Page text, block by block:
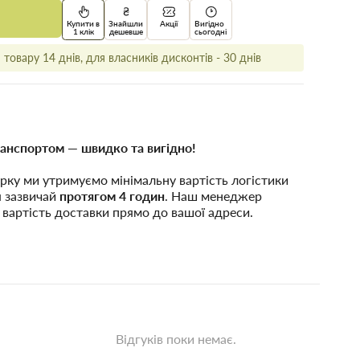
Купити в
1 клік
Знайшли
дешевше
Акції
Вигідно
сьогодні
14 днів, для власників дисконтів - 30 днів
— швидко та вигідно!
ми утримуємо мінімальну вартість логістики
протягом 4 годин. Наш менеджер
доставки прямо до вашої адреси.
Відгуків поки немає.